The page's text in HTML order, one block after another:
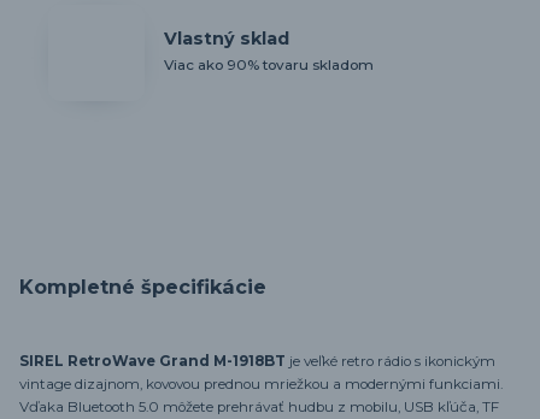
Vlastný sklad
Viac ako 90% tovaru skladom
Kompletné špecifikácie
SIREL RetroWave Grand M-1918BT je veľké retro rádio s ikonickým
vintage dizajnom, kovovou prednou mriežkou a modernými funkciami.
Vďaka Bluetooth 5.0 môžete prehrávať hudbu z mobilu, USB kľúča, TF